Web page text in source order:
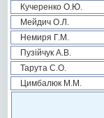
Кучеренко О.Ю.
Мейдич О.Л.
Немиря Г.М.
Пузійчук А.В.
Тарута С.О.
Цимбалюк М.М.